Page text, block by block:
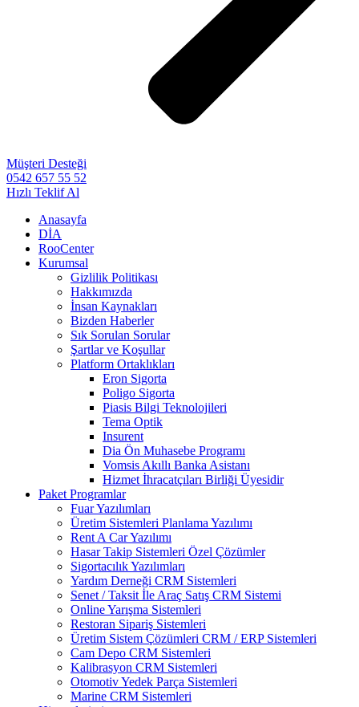
Müşteri Desteği
0542 657 55 52
Hızlı Teklif Al
Anasayfa
DİA
RooCenter
Kurumsal
Gizlilik Politikası
Hakkımızda
İnsan Kaynakları
Bizden Haberler
Sık Sorulan Sorular
Şartlar ve Koşullar
Platform Ortaklıkları
Eron Sigorta
Poligo Sigorta
Piasis Bilgi Teknolojileri
Tema Optik
Insurent
Dia Ön Muhasebe Programı
Vomsis Akıllı Banka Asistanı
Hizmet İhracatçıları Birliği Üyesidir
Paket Programlar
Fuar Yazılımları
Üretim Sistemleri Planlama Yazılımı
Rent A Car Yazılımı
Hasar Takip Sistemleri Özel Çözümler
Sigortacılık Yazılımları
Yardım Derneği CRM Sistemleri
Senet / Taksit İle Araç Satış CRM Sistemi
Online Yarışma Sistemleri
Restoran Sipariş Sistemleri
Üretim Sistem Çözümleri CRM / ERP Sistemleri
Cam Depo CRM Sistemleri
Kalibrasyon CRM Sistemleri
Otomotiv Yedek Parça Sistemleri
Marine CRM Sistemleri